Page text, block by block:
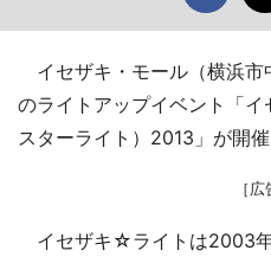
イセザキ・モール（横浜市
のライトアップイベント「
スターライト）2013」が開催
［広
イセザキ☆ライトは2003年